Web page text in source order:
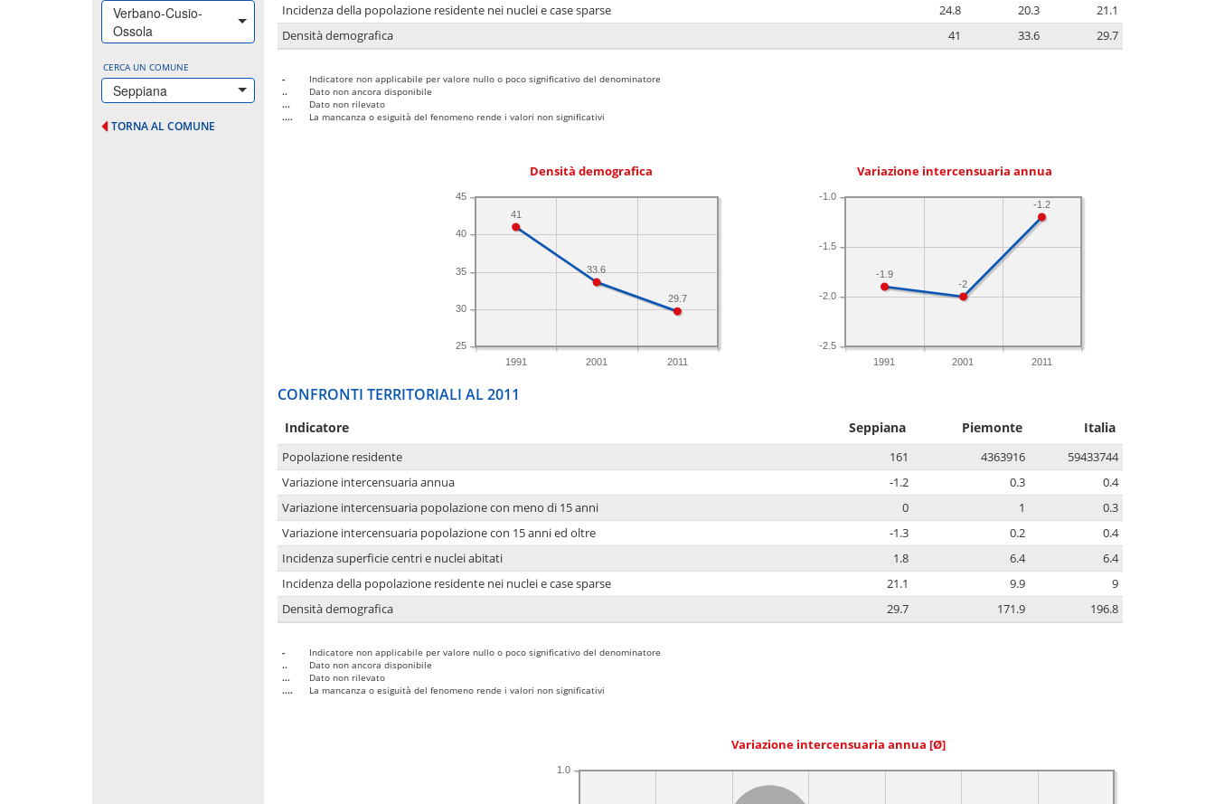
Verbano-Cusio-
Ossola
CERCA UN COMUNE
Seppiana
TORNA AL COMUNE
Incidenza della popolazione residente nei nuclei e case sparse
24.8 20.3
21.1
Densità demografica
41 33.6 29.7
-
Indicatore non applicabile per valore nullo o poco significativo del denominatore
..
Dato non ancora disponibile
...
Dato non rilevato
....
La mancanza o esiguità del fenomeno rende i valori non significativi
Densità demografica
1991 2001 2011
25
30
35
40
45
29.7
33.6
41
Variazione intercensuaria annua
1991 2001 2011
-2.5
-2.0
-1.5
-1.0
-1.2
-2
-1.9
CONFRONTI TERRITORIALI AL 2011
Indicatore Seppiana Piemonte Italia
Popolazione residente 161 4363916
59433744
Variazione intercensuaria annua
-1.2 0.3
0.4
Variazione intercensuaria popolazione con meno di 15 anni
0 1
0.3
Variazione intercensuaria popolazione con 15 anni ed oltre
-1.3 0.2
0.4
Incidenza superficie centri e nuclei abitati
1.8 6.4
6.4
Incidenza della popolazione residente nei nuclei e case sparse
21.1 9.9
9
Densità demografica
29.7 171.9 196.8
-
Indicatore non applicabile per valore nullo o poco significativo del denominatore
..
Dato non ancora disponibile
...
Dato non rilevato
....
La mancanza o esiguità del fenomeno rende i valori non significativi
Variazione intercensuaria annua [Ø]
1.0